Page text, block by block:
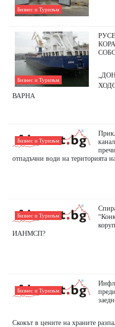
Бизнес и Туризъм
Бизнес и Туризъм
ВАРНА
Бизнес и Туризъм
отпадъчни води на територията
Бизнес и Туризъм
ИАНМСП?
Бизнес и Туризъм
Скокът в цените на храните